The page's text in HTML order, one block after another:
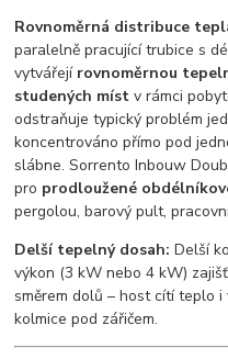
Rovnoměrná distribuce
paralelně pracující trubice s
vytvářejí rovnoměrnou
studených míst v rámci
odstraňuje typický problém
koncentrováno přímo pod
slábne. Sorrento Inbouw
pro prodloužené
pergolou, barový pult,
Delší tepelný dosah: Delší
výkon (3 kW nebo 4 kW)
směrem dolů – host cítí teplo
kolmice pod zářičem.